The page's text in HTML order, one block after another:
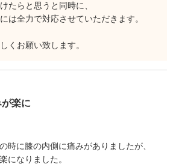
たらと思うと同時に、
は全力で対応させていただきます。
くお願い致します。
楽に
時に膝の内側に痛みがありましたが、
になりました。